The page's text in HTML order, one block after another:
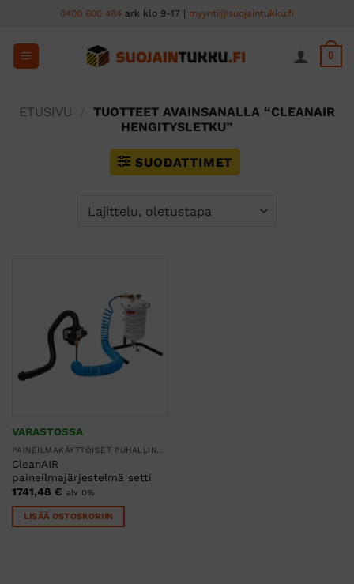
content
0400 600 484 ark klo 9-17 | myynti@suojaintukku.fi
0
ETUSIVU
TUOTTEET AVAINSANALLA “CLEANAIR
HENGITYSLETKU”
SUODATTIMET
VARASTOSSA
CleanAIR
paineilmajärjestelmä setti
1741,48 € alv 0%
LISÄÄ OSTOSKORIIN